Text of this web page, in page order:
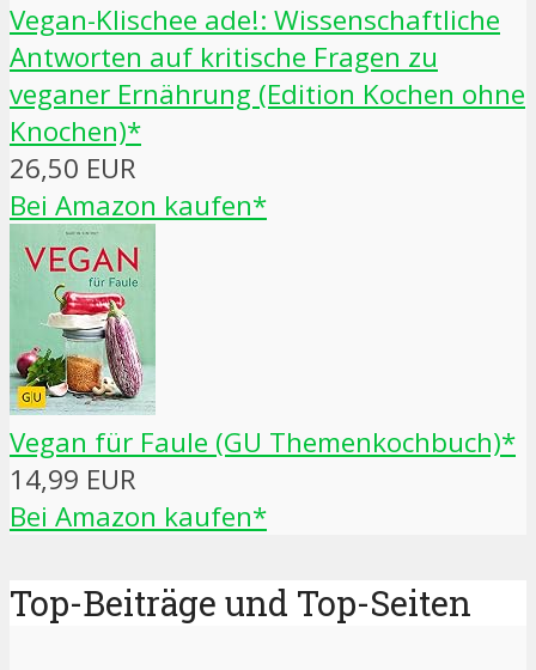
Vegan-Klischee ade!: Wissenschaftliche
Antworten auf kritische Fragen zu
veganer Ernährung (Edition Kochen ohne
Knochen)*
26,50 EUR
Bei Amazon kaufen*
Vegan für Faule (GU Themenkochbuch)*
14,99 EUR
Bei Amazon kaufen*
Top-Beiträge und Top-Seiten